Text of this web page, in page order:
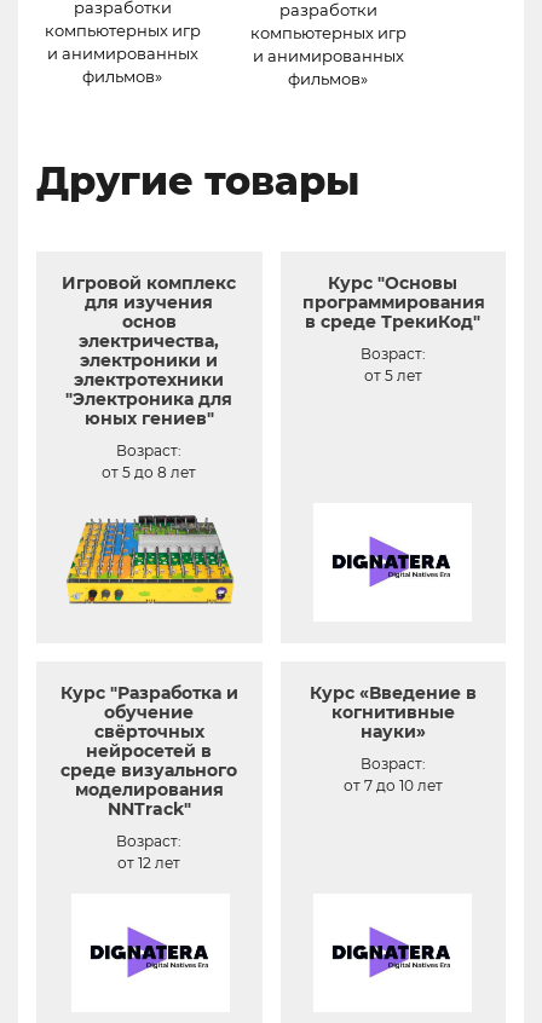
разработки
компьютерных игр
и анимированных
фильмов»
разработки
компьютерных игр
и анимированных
фильмов»
Другие товары
Игровой комплекс
для изучения
основ
электричества,
электроники и
электротехники
"Электроника для
юных гениев"
Возраст:
от 5 до 8 лет
Курс "Основы
программирования
в среде ТрекиКод"
Возраст:
от 5 лет
Курс "Разработка и
обучение
свёрточных
нейросетей в
среде визуального
моделирования
NNTrack"
Возраст:
от 12 лет
Курс «Введение в
когнитивные
науки»
Возраст:
от 7 до 10 лет